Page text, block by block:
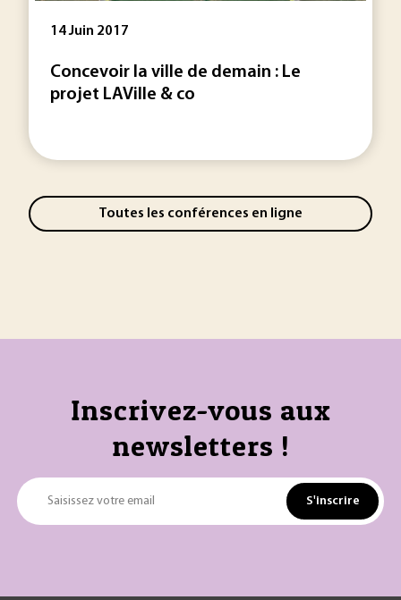
14 Juin 2017
Concevoir la ville de demain : Le
projet LAVille & co
Toutes les conférences en ligne
Inscrivez-vous aux
newsletters !
Saisissez votre email S'inscrire